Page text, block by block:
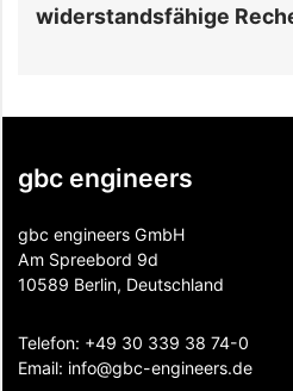
widerstandsfähige
gbc engineers
gbc engineers GmbH
Am Spreebord 9d
10589 Berlin, Deutschland
Telefon: +49 30 339 38 74-0
Email: info@gbc-engineers.de